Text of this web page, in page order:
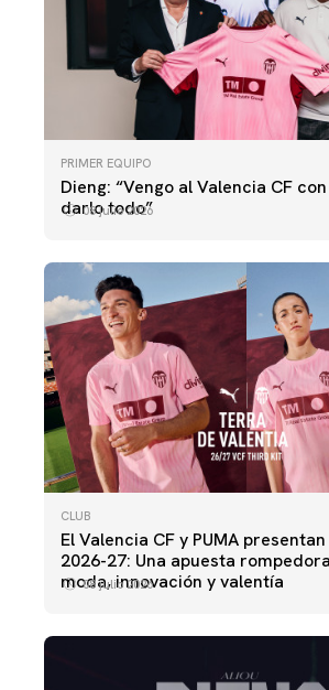
PRIMER EQUIPO
Dieng: “Vengo al Valencia CF
darlo todo”
08 julio 2026
CLUB
El Valencia CF y PUMA
2026-27: Una apuesta
moda, innovación y valentía
08 julio 2026